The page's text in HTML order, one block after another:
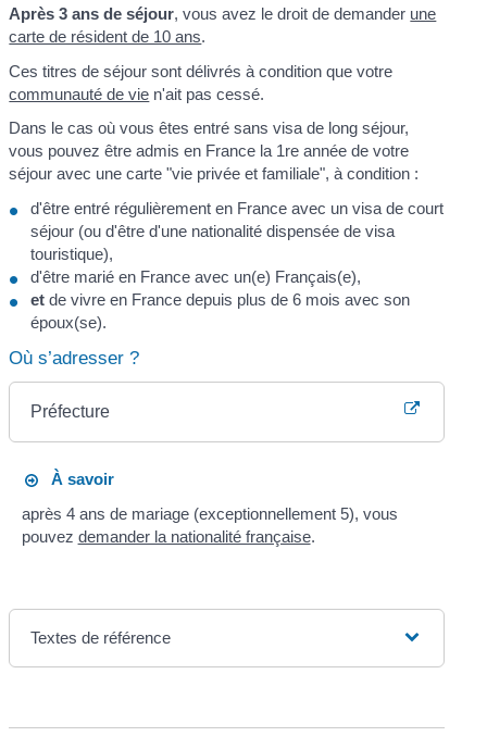
Après 3 ans de séjour, vous avez le droit de demander une
carte de résident de 10 ans.
Ces titres de séjour sont délivrés à condition que votre
communauté de vie n'ait pas cessé.
Dans le cas où vous êtes entré sans visa de long séjour,
vous pouvez être admis en France la 1re année de votre
séjour avec une carte "vie privée et familiale", à condition :
d'être entré régulièrement en France avec un visa de court
séjour (ou d'être d'une nationalité dispensée de visa
touristique),
d'être marié en France avec un(e) Français(e),
et de vivre en France depuis plus de 6 mois avec son
époux(se).
Où s’adresser ?
Préfecture
À savoir
après 4 ans de mariage (exceptionnellement 5), vous
pouvez demander la nationalité française.
Textes de référence